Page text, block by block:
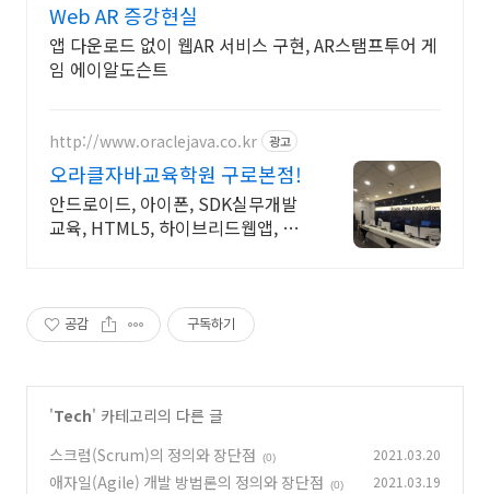
Web AR 증강현실
앱 다운로드 없이 웹AR 서비스 구현, AR스탬프투어 게
임 에이알도슨트
http://www.oraclejava.co.kr 광고
오라클자바교육학원 구로본점!
안드로이드, 아이폰, SDK실무개발
교육, HTML5, 하이브리드웹앱, 재
공감 구독하기
'Tech' 카테고리의 다른 글
스크럼(Scrum)의 정의와 장단점
(0) 2021.03.20
애자일(Agile) 개발 방법론의 정의와 장단점 (0) 2021.03.19